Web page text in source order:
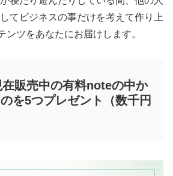
てビジネスの事だけを考えて作り上
ンツをあなたにお届けします。
販売中の有料noteの中か
を5つプレゼント（数千円